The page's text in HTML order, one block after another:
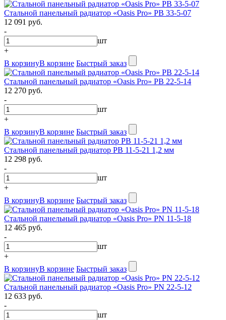
Стальной панельный радиатор «Oasis Pro» PB 33-5-07
12 091 руб.
-
шт
+
В корзинуВ корзине Быстрый заказ
Стальной панельный радиатор «Oasis Pro» PB 22-5-14
12 270 руб.
-
шт
+
В корзинуВ корзине Быстрый заказ
Стальной панельный радиатор PB 11-5-21 1,2 мм
12 298 руб.
-
шт
+
В корзинуВ корзине Быстрый заказ
Стальной панельный радиатор «Oasis Pro» PN 11-5-18
12 465 руб.
-
шт
+
В корзинуВ корзине Быстрый заказ
Стальной панельный радиатор «Oasis Pro» PN 22-5-12
12 633 руб.
-
шт